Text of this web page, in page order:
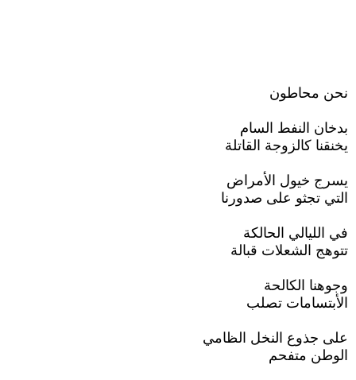
نحن محاطون
بدخان النفط السام
يخنقنا كالزوجة القاتلة
يسرج خيول الأمراض
التي تجثو على صدورنا
في الليالي الحالكة
تتوهج الشعلات قبالة
وجوهنا الكالحة
الأبتسامات تصلب
على جذوع النخل الظامي
الوطن متفحم